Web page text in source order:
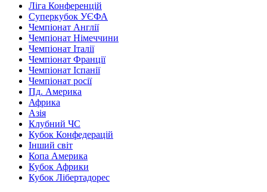
Ліга Конференцій
Суперкубок УЄФА
Чемпіонат Англії
Чемпіонат Німеччини
Чемпіонат Італії
Чемпіонат Франції
Чемпіонат Іспанії
Чемпіонат росії
Пд. Америка
Африка
Азія
Клубний ЧС
Кубок Конфедерацій
Інший світ
Копа Америка
Кубок Африки
Кубок Лібертадорес